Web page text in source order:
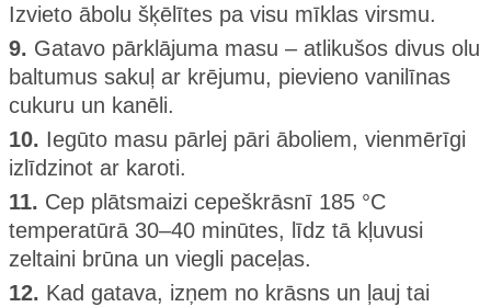
Izvieto ābolu šķēlītes pa visu mīklas virsmu.
9. Gatavo pārklājuma masu – atlikušos divus olu
baltumus sakuļ ar krējumu, pievieno vanilīnas
cukuru un kanēli.
10. Iegūto masu pārlej pāri āboliem, vienmērīgi
izlīdzinot ar karoti.
11. Cep plātsmaizi cepeškrāsnī 185 °C
temperatūrā 30–40 minūtes, līdz tā kļuvusi
zeltaini brūna un viegli paceļas.
12. Kad gatava, izņem no krāsns un ļauj tai